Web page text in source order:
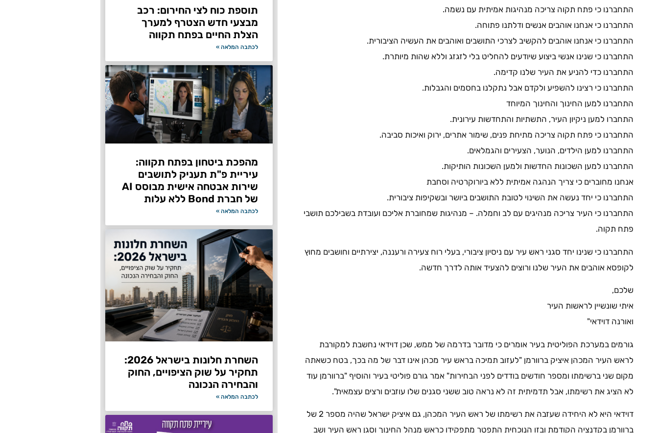
התחברנו כי פתח תקוה צריכה מנהיגות אמיתית עם נשמה.
התחברנו כי אנחנו אוהבים אנשים ודלתנו פתוחה.
התחברנו כי אנחנו אוהבים להקשיב לצרכי התושבים ואוהבים את העשיה הציבורית.
התחברנו כי שנינו אנשי ביצוע שיודעים להחליט בלי לזגזג וללא שהות מיותרת.
התחברנו כדי להניע את העיר שלנו קדימה.
התחברנו כי רצינו להשפיע ולקדם אבל נתקלנו בחסמים והגבלות.
התחברנו למען החינוך והחינוך המיוחד
התחברו למען ניקיון העיר, התשתיות והתחדשות עירונית.
התחברנו כי פתח תקוה צריכה מתיחת פנים, שימור אתרים, ירוק ואיכות סביבה.
התחברנו למען הילדים, הנוער, הצעירים והגמלאים.
התחברנו למען השכונות החדשות ולמען השכונות הותיקות.
אנחנו מחוברים כי צריך הנהגה אמיתית ללא ביורוקרטיה וסחבת
התחברנו כי יחד נעשה את השינוי לטובת התושבים ביושר ובשקיפות ציבורית.
התחברנו כי העיר צריכה מנהיגים עם לב וחמלה. – מנהיגות שמחוברת אליכם ועובדת בשבילכם תושבי
פתח תקוה.
התחברנו כי שנינו יחד סגני ראש עיר עם ניסיון ציבורי, בעלי רוח צעירה ורעננה, יצירתיים וחושבים מחוץ
לקופסא אוהבים את העיר שלנו ורוצים להצעיד אותה לדרך חדשה.
שלכם,
איתי שונשיין לראשות העיר
ואורנה דוידאי"
גורמים במערכת הפוליטית בעיר אומרים כי מדובר בדרמה של ממש, שכן דוידאי נחשבת למקורבת
לראש העיר המכהן איציק ברוורמן "לעזוב תמיכה בראש עיר מכהן אינו דבר של מה בכך, בטח כשאתה
מקום שני ברשימתו ומספר חודשים בודדים לפני הבחירות" אמר גורם פוליטי בעיר והוסיף "ברוורמן עוד
לא הציג את רשימתו, אבל תדמיתית זה לא נראה טוב ששני סגנים שלו עוזבים ורצים עצמאית".
דוידאי היא לא היחידה שעזבה את רשימתו של ראש העיר המכהן, גם איציק ישראל שהיה מספר 2 של
ברוורמן בקדנציה הקודמת ובזו הנוכחית התפטר מתפקידו כראש מנהל החינוך וסגן ראש העיר ושב
תוספת כוח לצי החירום: רכב
מבצעי חדש הצטרף למערך
הצלת החיים בפתח תקווה
לכתבה המלאה »
מהפכת ביטחון בפתח תקווה:
עיריית פ"ת תעניק לתושבים
שירות אבטחה אישית מבוסס AI
של חברת Bond ללא עלות
לכתבה המלאה »
השחרת חלונות בישראל 2026:
תחקיר על שוק הציפויים, החוק
והבחירה הנכונה
לכתבה המלאה »